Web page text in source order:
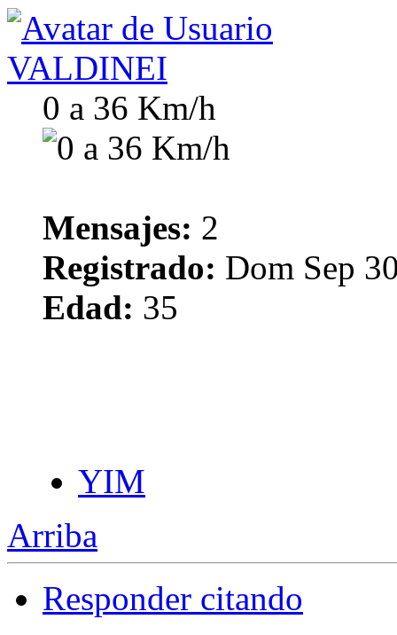
VALDINEI
0 a 36 Km/h
Mensajes: 2
Registrado: Dom Sep
Edad: 35
YIM
Arriba
Responder citando